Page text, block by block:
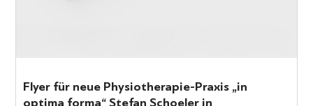
Flyer für neue Physiotherapie-Praxis „in
optima forma“ Stefan Schoeler in